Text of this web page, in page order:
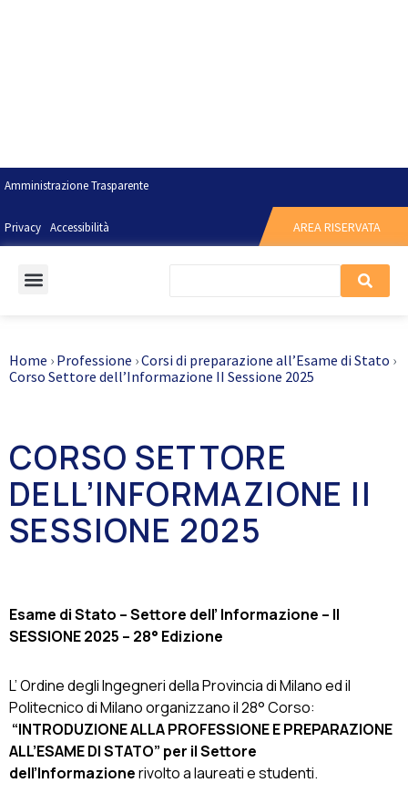
Amministrazione Trasparente
Privacy Accessibilità AREA RISERVATA
Home › Professione ›Corsi di preparazione all’Esame di Stato ›
Corso Settore dell’Informazione II Sessione 2025
CORSO SETTORE
DELL’INFORMAZIONE II
SESSIONE 2025
Esame di Stato – Settore dell’ Informazione – II
SESSIONE 2025 – 28° Edizione
L’ Ordine degli Ingegneri della Provincia di Milano ed il
Politecnico di Milano organizzano il 28° Corso:
“INTRODUZIONE ALLA PROFESSIONE E PREPARAZIONE
ALL’ESAME DI STATO” per il Settore
dell’Informazionerivolto a laureati e studenti.